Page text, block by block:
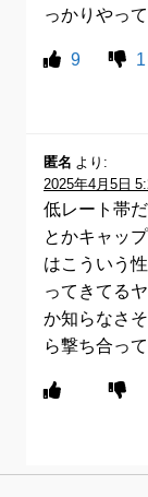
っかりやっ
9 1
匿名 より:
2025年4月5日
低レート帯
とかキャッ
はこういう
ってきてる
か知らなさ
ら撃ち合っ